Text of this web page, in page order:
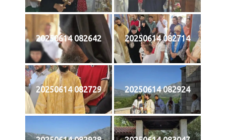
20250614 082642 20250614 082714
20250614 082729 20250614 082924